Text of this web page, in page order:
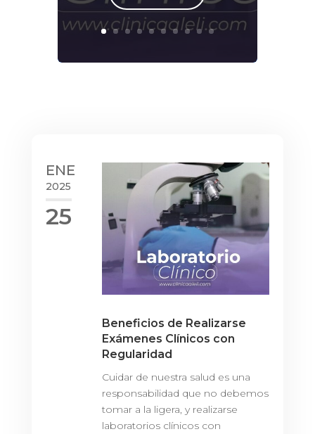
ENE
2025
25
Beneficios de Realizarse
Exámenes Clínicos con
Regularidad
Cuidar de nuestra salud es una
responsabilidad que no debemos
tomar a la ligera, y realizarse
laboratorios clínicos con